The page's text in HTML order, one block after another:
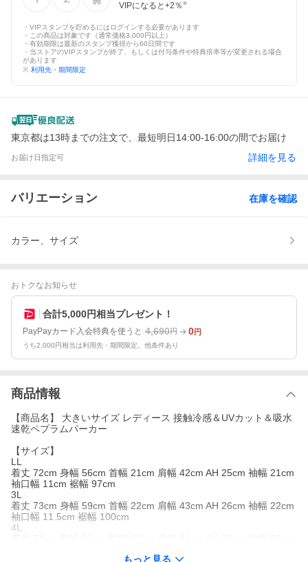
VIPになると+2 ％ ※
・VIPスタンプを貯めるにはログインする必要があります
・この商品は対象です（通常価格3,000円以上）
・有効期限は最新のスタンプ獲得から60日間です
・当ストアのVIPスタンプが終了、もしくは付与条件や特典倍率等が変更される場合
があります
※ 利用先・期間限定
東京都は13時までの注文で、最短明日14:00-16:00の間でお届け
お届け日指定可 詳細を見る
バリエーション 在庫を確認
カラー、サイズ
おトクなお知らせ
合計5,000円相当プレゼント！
PayPayカード入会特典を使うと 4,690円 0円
うち2,000円相当は利用先・期間限定。他条件あり
商品情報
【商品名】 大きいサイズ レディース 接触冷感＆UVカット＆吸水
速乾ペプラムパーカー
【サイズ】
LL
着丈 72cm 身幅 56cm 首幅 21cm 肩幅 42cm AH 25cm 袖幅 21cm
袖口幅 11cm 裾幅 97cm
3L
着丈 73cm 身幅 59cm 首幅 22cm 肩幅 43cm AH 26cm 袖幅 22cm
袖口幅 11.5cm 裾幅 100cm
4L
もっと見る